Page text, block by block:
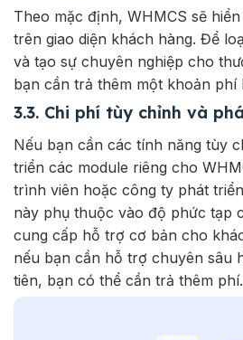
Theo mặc định, WHMCS sẽ
trên giao diện khách hàng. Để
và tạo sự chuyên nghiệp cho
bạn cần trả thêm một khoản phí
3.3. Chi phí tùy chỉnh và
Nếu bạn cần các tính năng tùy
triển các module riêng cho
trình viên hoặc công ty phát
này phụ thuộc vào độ phức tạp
cung cấp hỗ trợ cơ bản cho
nếu bạn cần hỗ trợ chuyên sâu
tiên, bạn có thể cần trả thêm phí.